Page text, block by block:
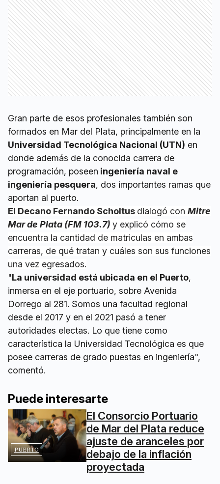
Gran parte de esos profesionales también son
formados en Mar del Plata, principalmente en la
Universidad Tecnológica Nacional (UTN) en
donde además de la conocida carrera de
programación, poseen ingeniería naval e
ingeniería pesquera, dos importantes ramas que
aportan al puerto.
El Decano Fernando Scholtus dialogó con Mitre
Mar de Plata (FM 103.7) y explicó cómo se
encuentra la cantidad de matriculas en ambas
carreras, de qué tratan y cuáles son sus funciones
una vez egresados.
"La universidad está ubicada en el Puerto,
inmersa en el eje portuario, sobre Avenida
Dorrego al 281. Somos una facultad regional
desde el 2017 y en el 2021 pasó a tener
autoridades electas. Lo que tiene como
característica la Universidad Tecnológica es que
posee carreras de grado puestas en ingeniería",
comentó.
Puede interesarte
PUERTO
El Consorcio Portuario
de Mar del Plata reduce
ajuste de aranceles por
debajo de la inflación
proyectada